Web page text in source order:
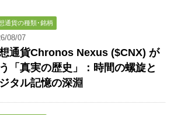
通貨の種類･銘柄
08/07
通貨Chronos Nexus ($CNX) が
「真実の歴史」：時間の螺旋と
タル記憶の深淵